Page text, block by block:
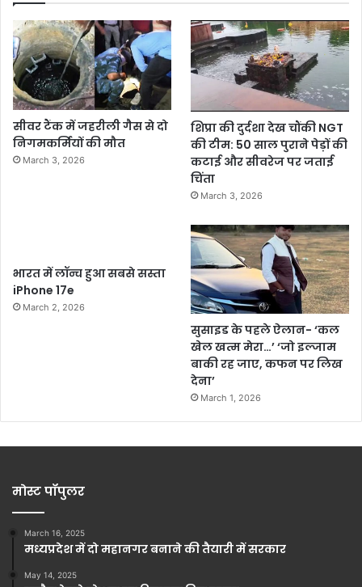
सीवर टैंक में जहरीली गैस से दो
निगमकर्मियों की मौत
March 3, 2026
शिप्रा की दुर्दशा देख चौंकी NGT
की टीम: 50 साल पुराने पेड़ों की
कटाई और सीवरेज पर जताई
चिंता
March 3, 2026
भारत में लॉन्च हुआ सबसे सस्ता
iPhone 17e
March 2, 2026
सुसाइड के पहले ऐलान- ‘कल
खेल खत्म मेरा…’ ‘जो इल्जाम
बाकी रह जाए, कफन पर लिख
देना’
March 1, 2026
मोस्ट पॉपुलर
March 16, 2025
मध्यप्रदेश में दो महानगर बनाने की तैयारी में सरकार
May 14, 2025